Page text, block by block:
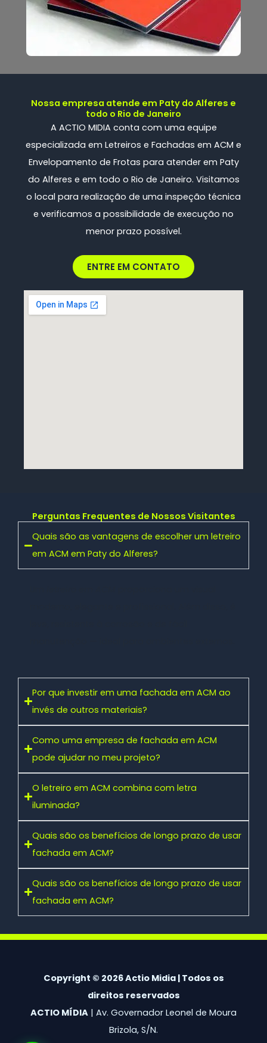
Nossa empresa atende em Paty do Alferes e
todo o Rio de Janeiro
A ACTIO MIDIA conta com uma equipe
especializada em Letreiros e Fachadas em ACM e
Envelopamento de Frotas para atender em Paty
do Alferes e em todo o Rio de Janeiro. Visitamos
o local para realização de uma inspeção técnica
e verificamos a possibilidade de execução no
menor prazo possível.
ENTRE EM CONTATO
Perguntas Frequentes de Nossos Visitantes
Quais são as vantagens de escolher um letreiro
em ACM em Paty do Alferes?
Por que investir em uma fachada em ACM ao
invés de outros materiais?
Como uma empresa de fachada em ACM
pode ajudar no meu projeto?
O letreiro em ACM combina com letra
iluminada?
Quais são os benefícios de longo prazo de usar
fachada em ACM?
Quais são os benefícios de longo prazo de usar
fachada em ACM?
Copyright © 2026 Actio Midia | Todos os
direitos reservados
ACTIO MÍDIA | Av. Governador Leonel de Moura
Brizola, S/N.